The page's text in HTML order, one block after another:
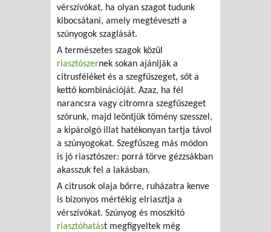
vérszívókat, ha olyan szagot tudunk
kibocsátani, amely megtéveszti a
szúnyogok szaglását.
A természetes szagok közül
riasztószernek sokan ajánlják a
citrusféléket és a szegfűszeget, sőt a
kettő kombinációját. Azaz, ha fél
narancsra vagy citromra szegfűszeget
szórunk, majd leöntjük tömény szesszel,
a kipárolgó illat hatékonyan tartja távol
a szúnyogokat. Szegfűszeg más módon
is jó riasztószer: porrá törve gézzsákban
akasszuk fel a lakásban.
A citrusok olaja bőrre, ruházatra kenve
is bizonyos mértékig elriasztja a
vérszívókat. Szúnyog és moszkitó
riasztóhatást megfigyeltek még